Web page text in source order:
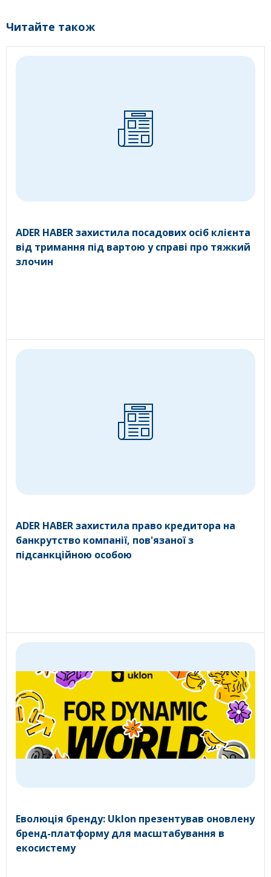
Читайте також
ADER HABER захистила посадових осіб клієнта
від тримання під вартою у справі про тяжкий
злочин
ADER HABER захистила право кредитора на
банкрутство компанії, пов'язаної з
підсанкційною особою
Еволюція бренду: Uklon презентував оновлену
бренд-платформу для масштабування в
екосистему